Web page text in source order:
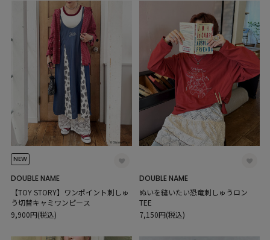
NEW
DOUBLE NAME
【TOY STORY】ワンポイント刺しゅ
う切替キャミワンピース
9,900円(税込)
DOUBLE NAME
ぬいを縫いたい恐竜刺しゅうロン
TEE
7,150円(税込)